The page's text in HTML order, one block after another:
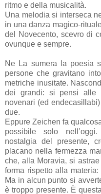
ritmo e della musicalità.
Una melodia si interseca
in una danza magico-
del Novecento, scevro di
ovunque e sempre.
Ne La sumera la poesia
persone che gravitano
metriche inusitate.
dei grandi: si pensi alle
novenari (ed
due.
Eppure Zeichen fa
possibile solo
nostalgia del presente,
placano nella fermezza
che, alla Moravia, si
forma rispetto alla
Ma in alcun punto si
è troppo presente. È